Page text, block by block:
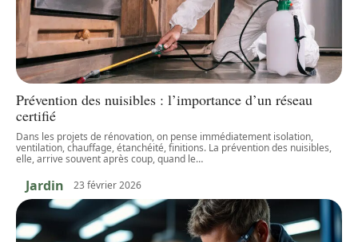
Prévention des nuisibles : l’importance d’un réseau
certifié
Dans les projets de rénovation, on pense immédiatement isolation,
ventilation, chauffage, étanchéité, finitions. La prévention des nuisibles,
elle, arrive souvent après coup, quand le…
Jardin 23 février 2026